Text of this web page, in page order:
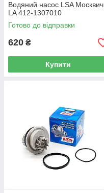
Водяний насос LSA Москвич
LA 412-1307010
Готово до відправки
620 ₴
Купити